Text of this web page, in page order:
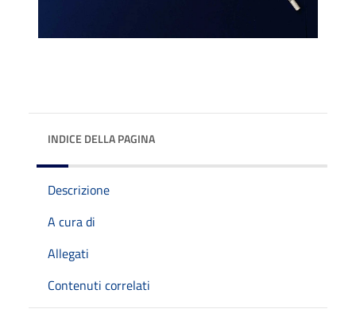
INDICE DELLA PAGINA
Descrizione
A cura di
Allegati
Contenuti correlati